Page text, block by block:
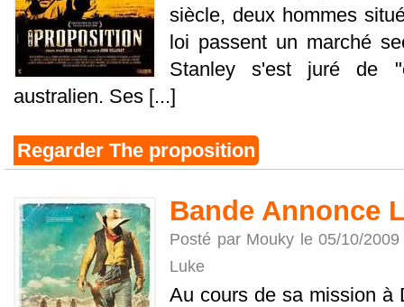
siècle, deux hommes
loi passent un marché
Stanley s'est juré de
australien. Ses [...]
Regarder The proposition
Bande Annonce
Posté par Mouky le 05/10/
Luke
Au cours de sa mission à